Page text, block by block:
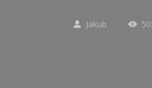
Jakub